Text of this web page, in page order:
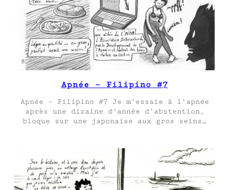
Apnée – Filipino #7
Apnée – Filipino #7 Je m’essaie à l’apnée
après une dizaine d’année d’abstention,
bloque sur une japonaise aux gros seins…